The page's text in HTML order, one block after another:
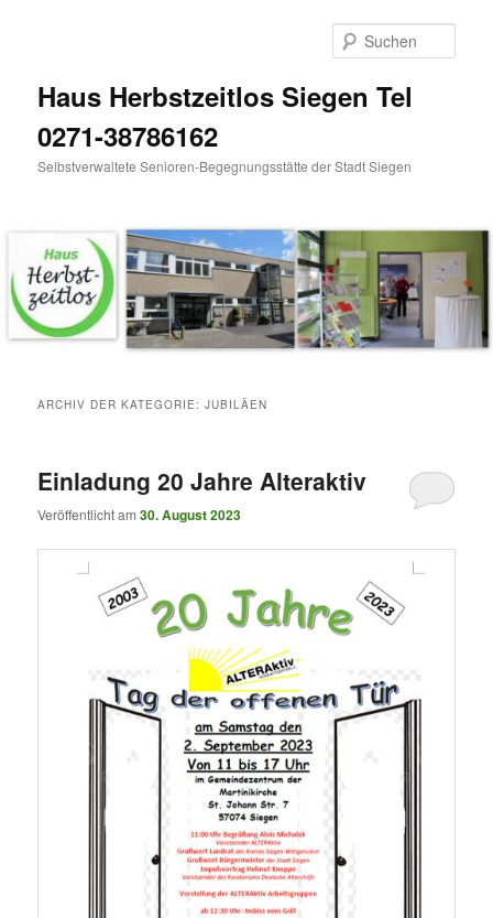
Haus Herbstzeitlos Siegen Tel
0271-38786162
Selbstverwaltete Senioren-Begegnungsstätte der Stadt Siegen
ARCHIV DER KATEGORIE:JUBILÄEN
Einladung 20 Jahre Alteraktiv
Veröffentlicht am30. August 2023